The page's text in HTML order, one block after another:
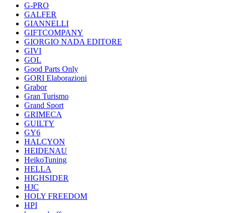
G-PRO
GALFER
GIANNELLI
GIFTCOMPANY
GIORGIO NADA EDITORE
GIVI
GOL
Good Parts Only
GORI Elaborazioni
Grabor
Gran Turismo
Grand Sport
GRIMECA
GUILTY
GY6
HALCYON
HEIDENAU
HeikoTuning
HELLA
HIGHSIDER
HJC
HOLY FREEDOM
HPI